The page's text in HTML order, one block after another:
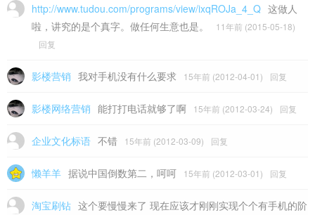
http://www.tudou.com/programs/view/ixqROJa_4_Q 这做人
啦，讲究的是个真字。做任何生意也是。
11年前 (2015-05-18)
回复
影楼营销 我对手机没有什么要求 15年前 (2012-04-01) 回复
影楼网络营销 能打打电话就够了啊 15年前 (2012-03-24) 回复
企业文化标语 不错 15年前 (2012-03-09) 回复
懒羊羊 据说中国倒数第二，呵呵 15年前 (2012-03-01) 回复
淘宝刷钻 这个要慢慢来了 现在应该才刚刚实现个个有手机的阶